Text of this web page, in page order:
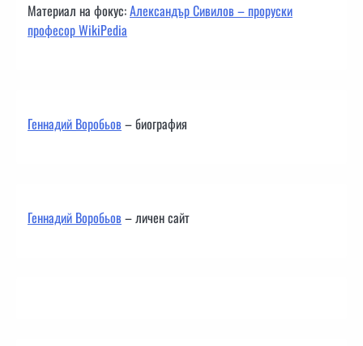
Материал на фокус:Александър Сивилов – проруски
професор WikiPedia
Геннадий Воробьов– биография
Геннадий Воробьов– личен сайт